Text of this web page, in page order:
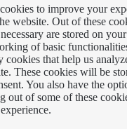
to improve your
website. Out of these
are stored on
of basic
cookies that help us
These cookies will be
You also have the
out of some of these